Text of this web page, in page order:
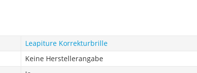
Leapiture Korrekturbrille
Keine Herstellerangabe